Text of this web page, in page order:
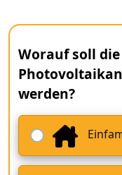
Worauf soll die
werden?